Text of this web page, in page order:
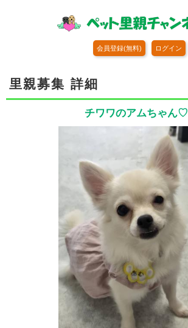
会員登録(無料) ログイン
里親募集 詳細
チワワのアムちゃん♡